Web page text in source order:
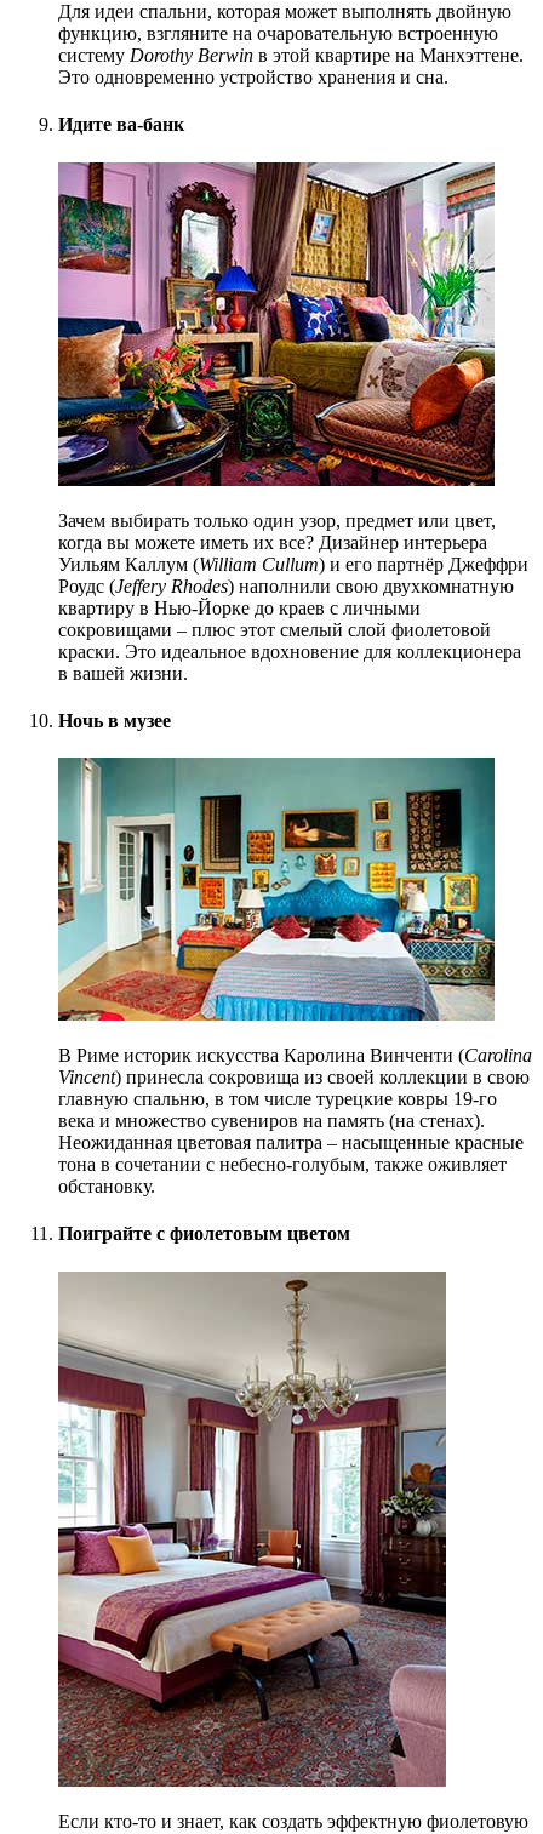
Для идеи спальни, которая может выполнять двойную
функцию, взгляните на очаровательную встроенную
систему Dorothy Berwin в этой квартире на Манхэттене.
Это одновременно устройство хранения и сна.
Идите ва-банк
Зачем выбирать только один узор, предмет или цвет,
когда вы можете иметь их все? Дизайнер интерьера
Уильям Каллум (William Cullum) и его партнёр Джеффри
Роудс (Jeffery Rhodes) наполнили свою двухкомнатную
квартиру в Нью-Йорке до краев с личными
сокровищами – плюс этот смелый слой фиолетовой
краски. Это идеальное вдохновение для коллекционера
в вашей жизни.
Ночь в музее
В Риме историк искусства Каролина Винченти (Carolina
Vincent) принесла сокровища из своей коллекции в свою
главную спальню, в том числе турецкие ковры 19-го
века и множество сувениров на память (на стенах).
Неожиданная цветовая палитра – насыщенные красные
тона в сочетании с небесно-голубым, также оживляет
обстановку.
Поиграйте с фиолетовым цветом
Если кто-то и знает, как создать эффектную фиолетовую